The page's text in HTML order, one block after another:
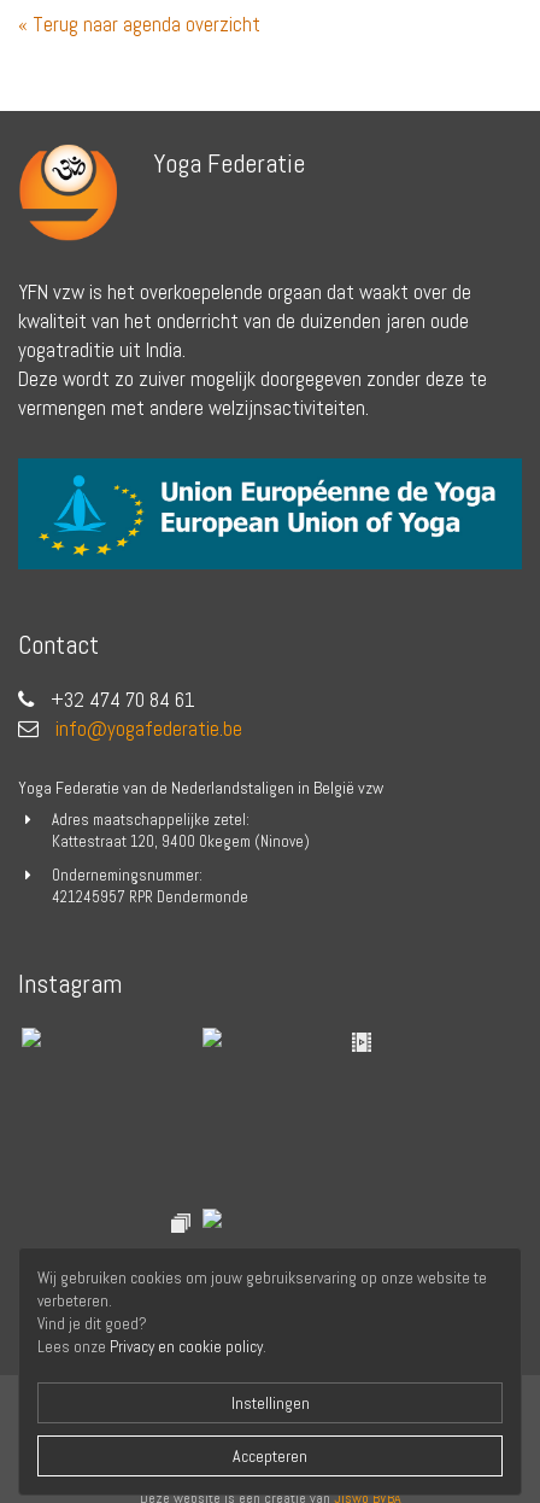
« Terug naar agenda overzicht
Yoga Federatie
YFN vzw is het overkoepelende orgaan dat waakt over de
kwaliteit van het onderricht van de duizenden jaren oude
yogatraditie uit India.
Deze wordt zo zuiver mogelijk doorgegeven zonder deze te
vermengen met andere welzijnsactiviteiten.
Contact
+32 474 70 84 61
info@yogafederatie.be
Yoga Federatie van de Nederlandstaligen in België vzw
Adres maatschappelijke zetel:
Kattestraat 120, 9400 Okegem (Ninove)
Ondernemingsnummer:
421245957 RPR Dendermonde
Instagram
Copyright © 2026 Yogafederatie van de Nederlandstaligen in België. Alle rechten
voorbehouden. -Privacy verklaring
Deze website is een creatie vanJiswo BVBA
Wij gebruiken cookies om jouw gebruikservaring op onze website te
verbeteren.
Vind je dit goed?
Lees onze Privacy en cookie policy.
Instellingen
Accepteren